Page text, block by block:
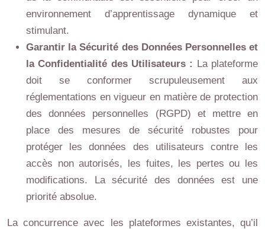
environnement d’apprentissage dynamique et
stimulant.
Garantir la Sécurité des Données Personnelles et
la Confidentialité des Utilisateurs : La plateforme
doit se conformer scrupuleusement aux
réglementations en vigueur en matière de protection
des données personnelles (RGPD) et mettre en
place des mesures de sécurité robustes pour
protéger les données des utilisateurs contre les
accès non autorisés, les fuites, les pertes ou les
modifications. La sécurité des données est une
priorité absolue.
La concurrence avec les plateformes existantes, qu’il